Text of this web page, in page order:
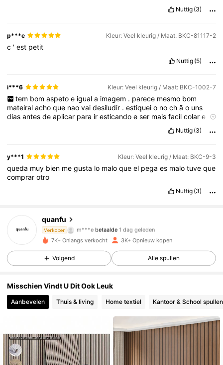
Nuttig (3)
p***e Kleur: Veel kleurig / Maat: BKC-81117-2
c 'est petit
Nuttig (5)
i***6 Kleur: Veel kleurig / Maat: BKC-1002-7
tem bom aspeto e igual a imagem . parece mesmo bom
mateiralachoque naovaidesiludir .estiqueio nochão uns
diasantesdeaplicar para iresticandoeser maisfacilcolare
Nuttig (3)
y***1 Kleur: Veel kleurig / Maat: BKC-9-3
queda muy bien megusta lo maloqueel pegaes malotuveque
comprarotro
Nuttig (3)
quanfu
Verkoper
m***e betaalde 1 dag geleden
4.76 953 Volgers
7K+ Onlangs verkocht 3K+ Opnieuw kopen
Volgend Alle spullen
Misschien Vindt U Dit Ook Leuk
Aanbevelen Thuis & living Home textiel Kantoor & School spullen